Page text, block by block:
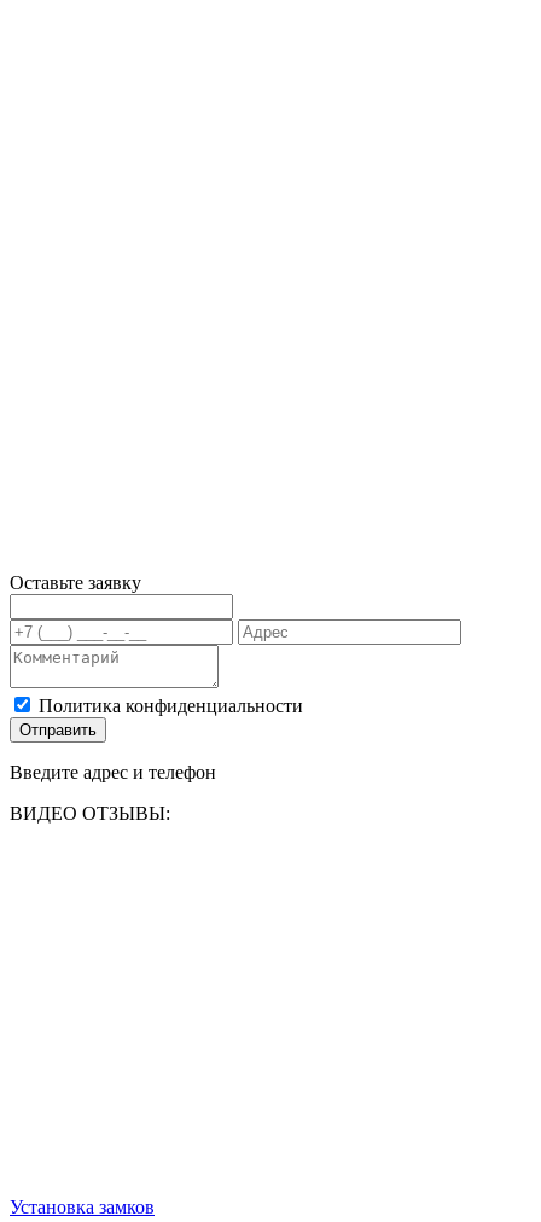
Оставьте заявку
Политика конфиденциальности
Отправить
Введите адрес и телефон
ВИДЕО ОТЗЫВЫ:
Установка замков